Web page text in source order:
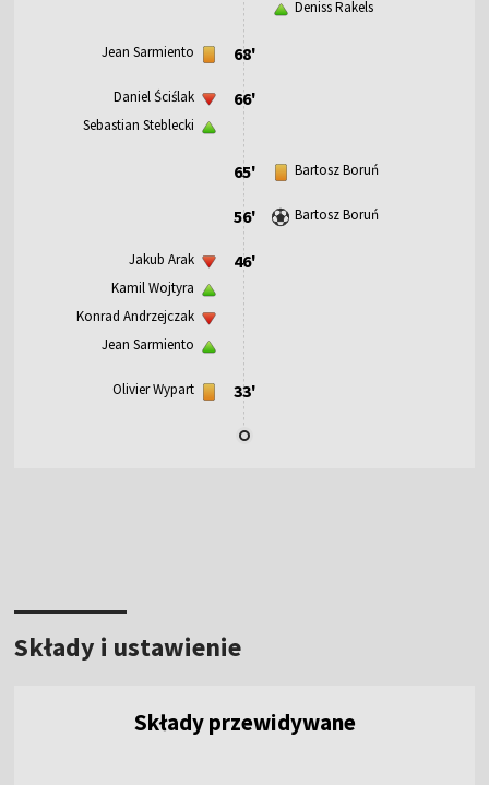
Deniss Rakels
68'
Jean Sarmiento
66'
Daniel Ściślak
Sebastian Steblecki
65' Bartosz Boruń
56' Bartosz Boruń
46'
Jakub Arak
Kamil Wojtyra
Konrad Andrzejczak
Jean Sarmiento
33'
Olivier Wypart
Składy i ustawienie
Składy przewidywane